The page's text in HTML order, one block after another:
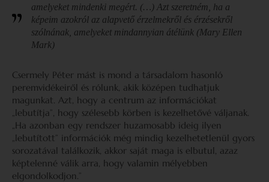
amelyeket mindenki megért. (…) Azt szeretném, ha a
képeim azokról az alapvető érzelmekről és érzésekről
szólnának, amelyeket mindannyian átélünk (Mary Ellen
Mark)
Csermely Péter mást is mond a társadalom hasonló
peremvidékeiről és rólunk, akik középen tudhatjuk
magunkat. Azt, hogy a centrum az információkat
„lebutítja”, hogy szélesebb körben is kezelhetővé váljanak.
„Ha azonban egy rendszer huzamosabb ideig ilyen
„lebutított” információk még mindig kezelhetetlenül gyors
sorozatával találkozik, akkor saját maga is elbutul, azaz
képtelenné válik arra, hogy valamin mélyebben
elgondolkodjon.”